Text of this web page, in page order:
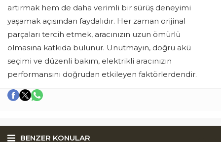
artırmak hem de daha verimli bir sürüş deneyimi
yaşamak açısından faydalıdır. Her zaman orijinal
parçaları tercih etmek, aracınızın uzun ömürlü
olmasına katkıda bulunur. Unutmayın, doğru akü
seçimi ve düzenli bakım, elektrikli aracınızın
performansını doğrudan etkileyen faktörlerdendir.
BENZER KONULAR